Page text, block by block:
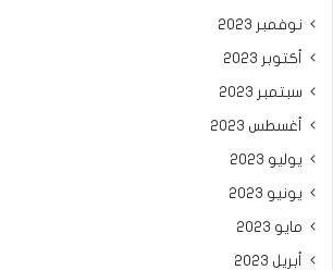
نوفمبر 2023
أكتوبر 2023
سبتمبر 2023
أغسطس 2023
يوليو 2023
يونيو 2023
مايو 2023
أبريل 2023